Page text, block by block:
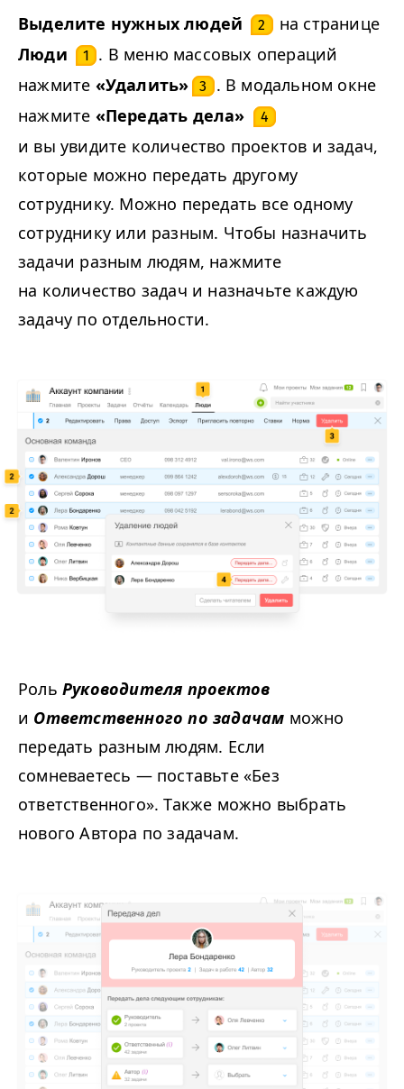
Выделите нужных людей 2
на странице
Люди
1
. В меню массовых операций
нажмите «Удалить» 3
. В модальном окне
нажмите «Передать дела» 4
и вы увидите количество проектов и задач,
которые можно передать другому
сотруднику. Можно передать все одному
сотруднику или разным. Чтобы назначить
задачи разным людям, нажмите
на количество задач и назначьте каждую
задачу по отдельности.
Роль Руководителя проектов
и Ответственного по задачам можно
передать разным людям. Если
сомневаетесь — поставьте «Без
ответственного». Также можно выбрать
нового Автора по задачам.